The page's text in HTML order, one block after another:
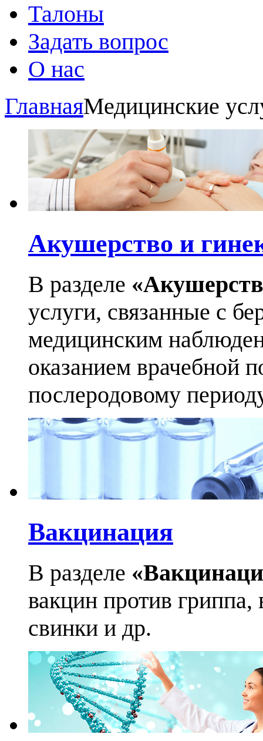
Талоны
Задать вопрос
О нас
ГлавнаяМедицинские
Акушерство и
В разделе
услуги, связанные с
медицинским
оказанием врачебной
послеродовому
Вакцинация
В разделе
вакцин против гриппа,
свинки и др.